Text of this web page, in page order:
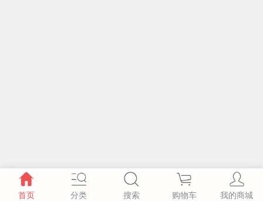
首页 分类 搜索 购物车 我的商城